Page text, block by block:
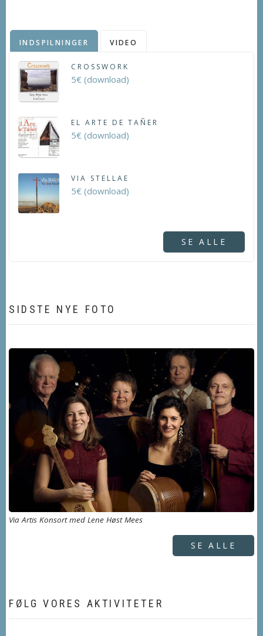
INDSPILNINGER VIDEO
CROSSWORK
5€ (download)
EL ARTE DE TAÑER
5€ (download)
VIA STELLAE
5€ (download)
SE ALLE
SIDSTE NYE FOTO
Via Artis Konsort med Lene Høst Mees
SE ALLE
FØLG VORES AKTIVITETER